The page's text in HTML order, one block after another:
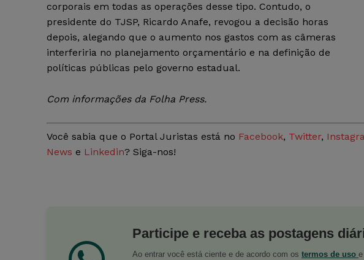
corporais em todas as operações desse tipo. Contudo, o
presidente do TJSP, Ricardo Anafe, revogou a decisão horas
depois, alegando que o aumento nos gastos com as câmeras
interferiria no planejamento orçamentário e na definição de
políticas públicas pelo governo estadual.
Com informações da Folha Press.
Você sabia que o Portal Juristas está no Facebook, Twitter,
News e Linkedin? Siga-nos!
Participe e receba as postagens
Ao entrar você está ciente e de acordo com os termos de uso e